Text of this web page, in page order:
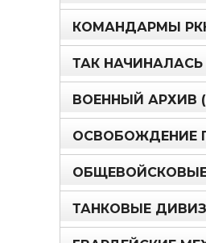
КОМАНДАРМЫ
ТАК
ВОЕННЫЙ АРХИВ
ОСВОБОЖДЕНИЕ
ТАНКОВЫЕ